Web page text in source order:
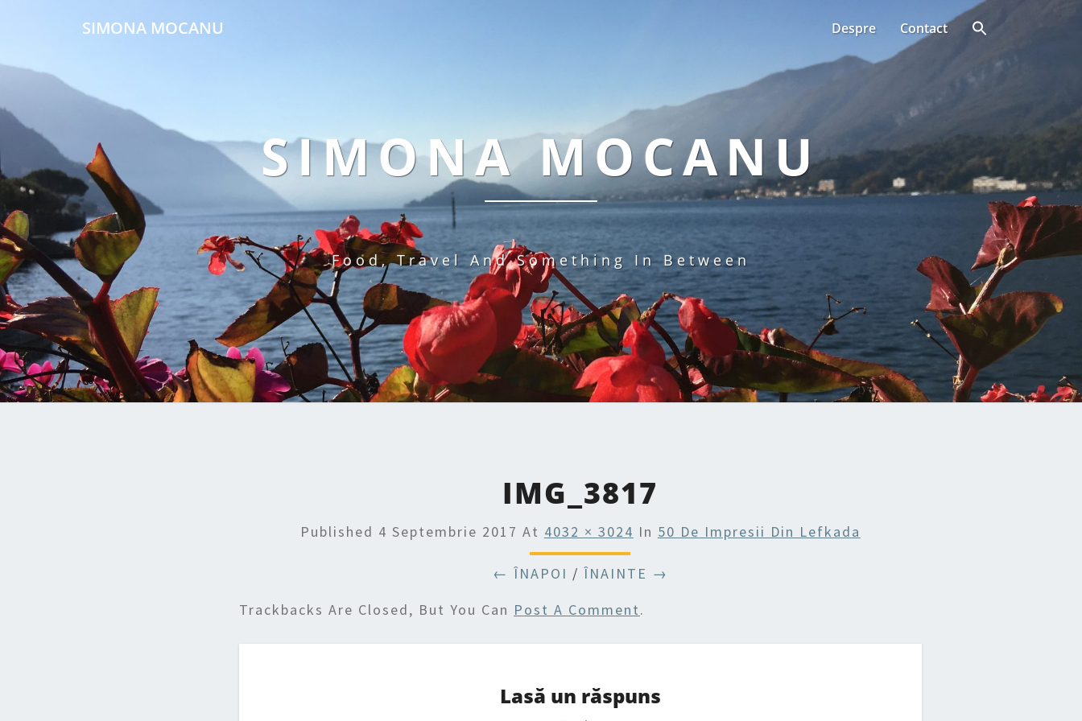
SIMONA MOCANU Despre Contact
SIMONA MOCANU
Food, Travel And Something In Between
IMG_3817
Published 4 Septembrie 2017 At 4032 × 3024 In 50 De Impresii Din Lefkada
← ÎNAPOI / ÎNAINTE →
Trackbacks Are Closed, But You Can Post A Comment.
Lasă un răspuns